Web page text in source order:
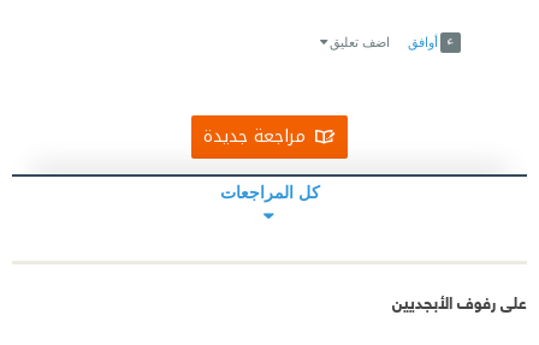
أوافق اضف تعليق
مراجعة جديدة
كل المراجعات
على رفوف الأبجديين